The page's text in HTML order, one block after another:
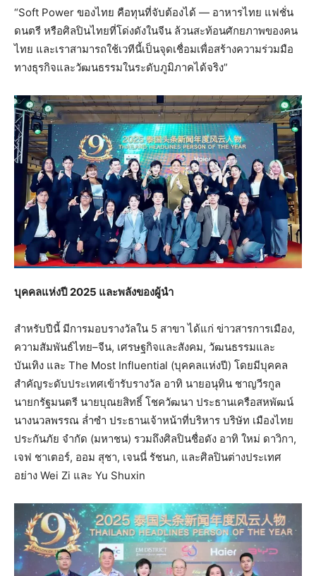
“Soft Power ของไทย คือทุนที่จับต้องได้ — อาหารไทย แฟชั่น
ดนตรี หรือศิลปินไทยที่โด่งดังในจีน ล้วนสะท้อนศักยภาพของคน
ไทย และเราสามารถใช้เวทีนี้เป็นจุดเชื่อมเพื่อสร้างความร่วมมือ
ทางธุรกิจและวัฒนธรรมในระดับภูมิภาคได้จริง”
บุคคลแห่งปี 2025 และพลังของผู้นำ
สำหรับปีนี้ มีการมอบรางวัลใน 5 สาขา ได้แก่ ข่าวสารการเมือง,
ความสัมพันธ์ไทย–จีน, เศรษฐกิจและสังคม, วัฒนธรรมและ
บันเทิง และ The Most Influential (บุคคลแห่งปี) โดยมีบุคคล
สำคัญระดับประเทศเข้ารับรางวัล อาทิ นายอนุทิน ชาญวีรกูล
นายกรัฐมนตรี นายบุณยสิทธิ์ โชควัฒนา ประธานเครือสหพัฒน์
นางนวลพรรณ ล่ำซำ ประธานเจ้าหน้าที่บริหาร บริษัท เมืองไทย
ประกันภัย จำกัด (มหาชน) รวมถึงศิลปินชื่อดัง อาทิ ใหม่ ดาวิกา,
เจฟ ชาเตอร์, ออม สุชา, เจนนี่ รัชนก, และศิลปินต่างประเทศ
อย่าง Wei Zi และ Yu Shuxin